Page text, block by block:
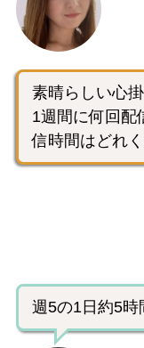
素晴らしい心
1週間に何回配
信時間はどれ
週5の1日約5時